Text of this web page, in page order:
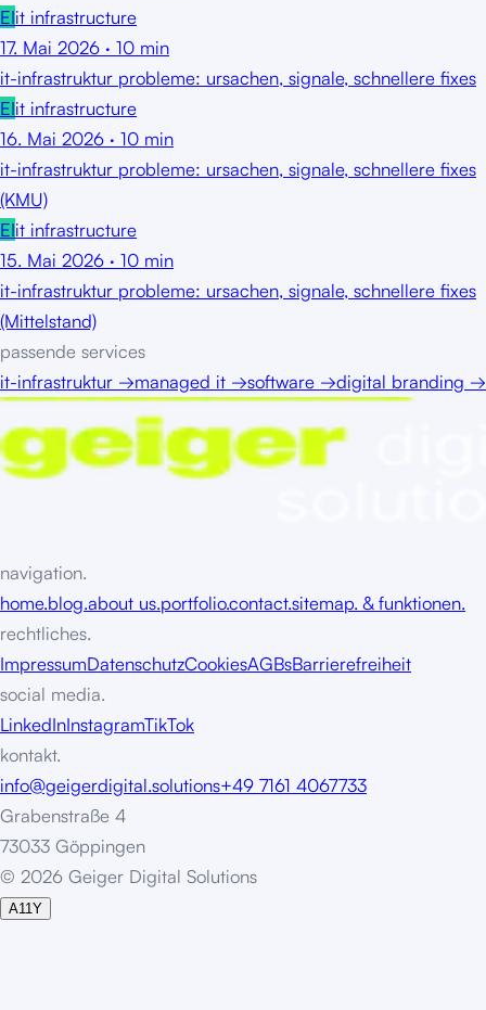
EIit infrastructure
17. Mai 2026 · 10 min
it-infrastruktur probleme: ursachen, signale, schnellere fixes
EIit infrastructure
16. Mai 2026 · 10 min
it-infrastruktur probleme: ursachen, signale, schnellere fixes
(KMU)
EIit infrastructure
15. Mai 2026 · 10 min
it-infrastruktur probleme: ursachen, signale, schnellere fixes
(Mittelstand)
passende services
it-infrastruktur →managed it →software →digital branding →
navigation.
home.blog.about us.portfolio.contact.sitemap. & funktionen.
rechtliches.
ImpressumDatenschutzCookiesAGBsBarrierefreiheit
social media.
LinkedInInstagramTikTok
kontakt.
info@geigerdigital.solutions+49 7161 4067733
Grabenstraße 4
73033 Göppingen
© 2026 Geiger Digital Solutions
A11Y